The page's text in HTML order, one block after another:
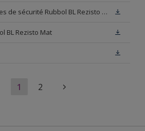
Fiche de données de sécurité Rubbol BL Rezisto Mat Base N00
BL Rezisto Mat
1 2